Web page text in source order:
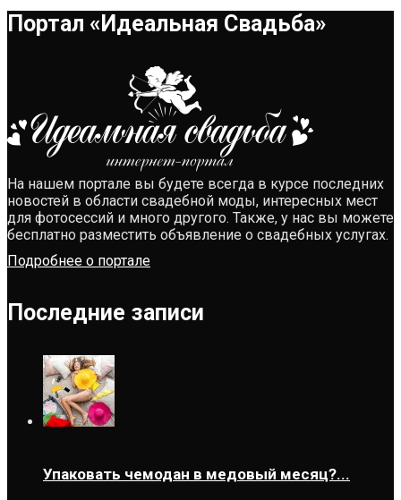
Портал «Идеальная Свадьба»
На нашем портале вы будете всегда в курсе последних
новостей в области свадебной моды, интересных мест
для фотосессий и много другого. Также, у нас вы можете
бесплатно разместить объявление о свадебных услугах.
Подробнее о портале
Последние записи
Упаковать чемодан в медовый месяц?...